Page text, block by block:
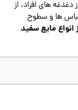
دغدغه های افراد، از
لباس ها و سطوح
مایع سفید